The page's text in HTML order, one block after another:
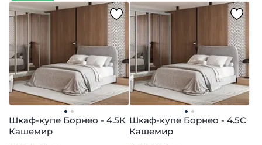
Шкаф-купе Борнео - 4.5К
Кашемир
Шкаф-купе Борнео - 4.5С
Кашемир